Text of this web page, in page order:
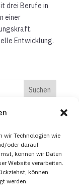
wir Technologien wie
oder darauf
können wir Daten
Website verarbeiten.
können
werden.
drei Berufe in
einer
Entwicklung.
Suchen
wirkt
ist